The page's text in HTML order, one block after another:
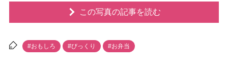
この写真の記事を読む
#おもしろ #びっくり #お弁当